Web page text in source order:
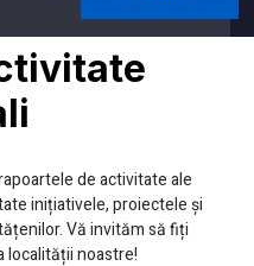
de activitate ale
inițiativele, proiectele și
Vă invităm să fiți
localității noastre!